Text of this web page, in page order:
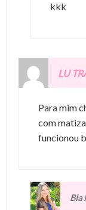
kkk
LU
Para mim
com
funcionou
Bia